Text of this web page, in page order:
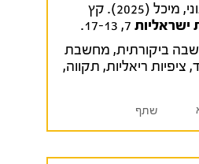
גבעוני, מיכל (2025). קץ
ישראליות
ביקורתית, מחשבת
, ציפיות ריאליות, תקווה,
שתף